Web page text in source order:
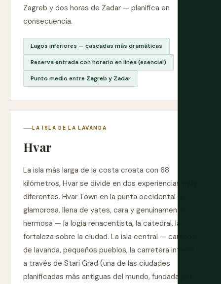
Zagreb y dos horas de Zadar — planifica en
consecuencia.
Lagos inferiores — cascadas más dramáticas
Reserva entrada con horario en línea (esencial)
Punto medio entre Zagreb y Zadar
LA ISLA DE LA LAVANDA
Hvar
La isla más larga de la costa croata con 68
kilómetros, Hvar se divide en dos experiencias muy
diferentes. Hvar Town en la punta occidental es
glamorosa, llena de yates, cara y genuinamente
hermosa — la logia renacentista, la catedral, la
fortaleza sobre la ciudad. La isla central — campos
de lavanda, pequeños pueblos, la carretera interior
a través de Stari Grad (una de las ciudades
planificadas más antiguas del mundo, fundada por